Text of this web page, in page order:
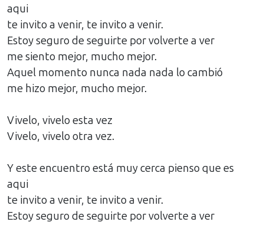
aqui
te invito a venir, te invito a venir.
Estoy seguro de seguirte por volverte a ver
me siento mejor, mucho mejor.
Aquel momento nunca nada nada lo cambió
me hizo mejor, mucho mejor.
Vivelo, vivelo esta vez
Vivelo, vivelo otra vez.
Y este encuentro está muy cerca pienso que es
aqui
te invito a venir, te invito a venir.
Estoy seguro de seguirte por volverte a ver